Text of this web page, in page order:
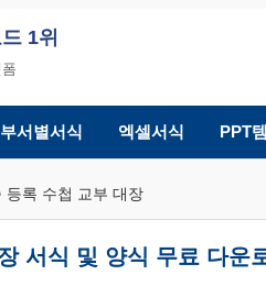
1위
부서별서식 엑셀서식 PPT
등록 수첩 교부 대장
서식 및 양식 무료 다운